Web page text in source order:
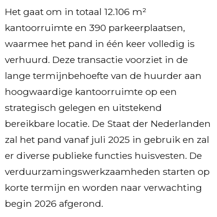
Het gaat om in totaal 12.106 m²
kantoorruimte en 390 parkeerplaatsen,
waarmee het pand in één keer volledig is
verhuurd. Deze transactie voorziet in de
lange termijnbehoefte van de huurder aan
hoogwaardige kantoorruimte op een
strategisch gelegen en uitstekend
bereikbare locatie. De Staat der Nederlanden
zal het pand vanaf juli 2025 in gebruik en zal
er diverse publieke functies huisvesten. De
verduurzamingswerkzaamheden starten op
korte termijn en worden naar verwachting
begin 2026 afgerond.